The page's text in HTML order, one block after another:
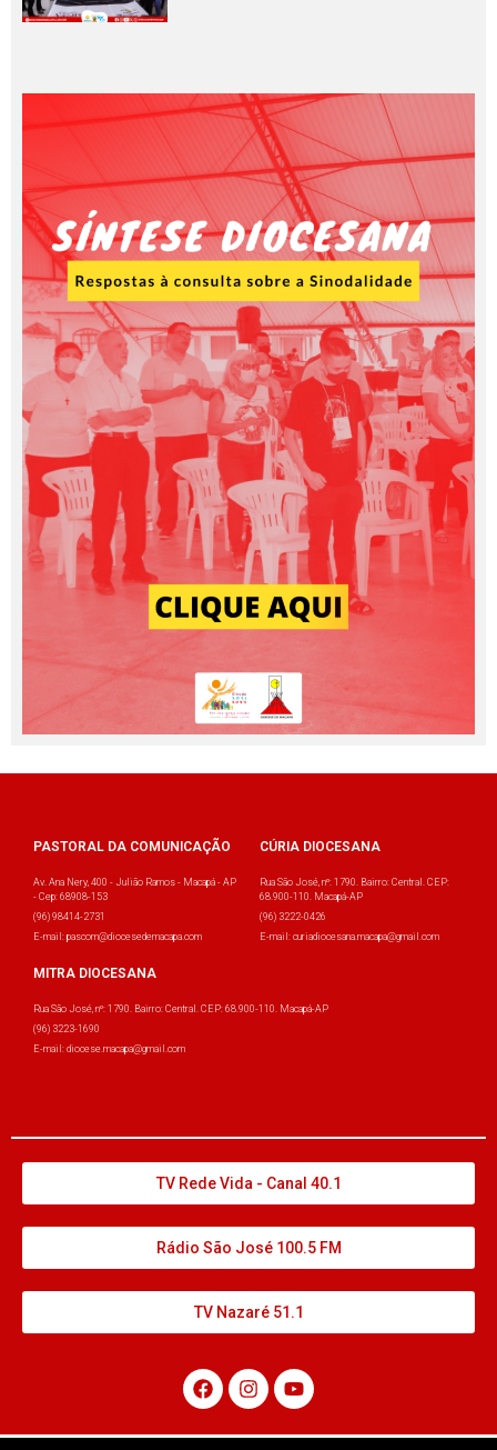
PASTORAL DA COMUNICAÇÃO
Av. Ana Nery, 400 - Julião Ramos - Macapá - AP
- Cep: 68908-153
(96) 98414-2731
E-mail: pascom@diocesedemacapa.com
CÚRIA DIOCESANA
Rua São José, nº: 1790. Bairro: Central. CEP:
68.900-110. Macapá-AP
(96) 3222-0426
E-mail: curiadiocesana.macapa@gmail.com
MITRA DIOCESANA
Rua São José, nº: 1790. Bairro: Central. CEP: 68.900-110. Macapá-AP
(96) 3223-1690
E-mail: diocese.macapa@gmail.com
TV Rede Vida - Canal 40.1
Rádio São José 100.5 FM
TV Nazaré 51.1